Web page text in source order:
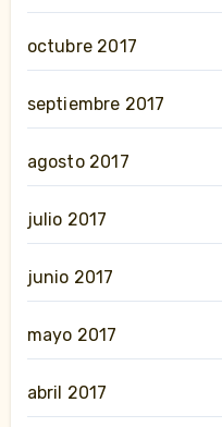
octubre 2017
septiembre 2017
agosto 2017
julio 2017
junio 2017
mayo 2017
abril 2017